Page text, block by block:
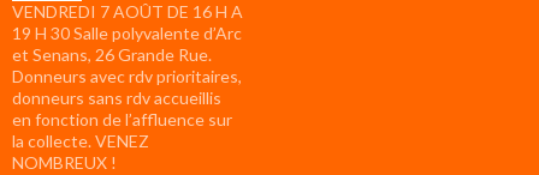
VENDREDI 7 AOÛT DE 16 H A
19 H 30 Salle polyvalente d’Arc
et Senans, 26 Grande Rue.
Donneurs avec rdv prioritaires,
donneurs sans rdv accueillis
en fonction de l’affluence sur
la collecte. VENEZ
NOMBREUX !